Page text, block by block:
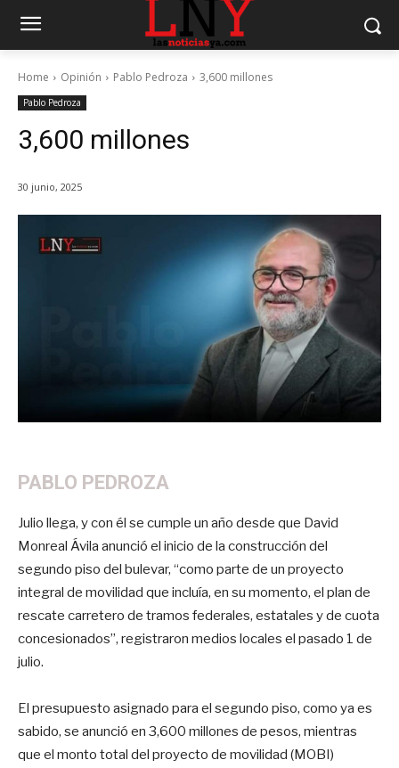
Home Opinión Pablo Pedroza 3,600 millones
Pablo Pedroza
3,600 millones
30 junio, 2025
PABLO PEDROZA
Julio llega, y con él se cumple un año desde que David
Monreal Ávila anunció el inicio de la construcción del
segundo piso del bulevar, “como parte de un proyecto
integral de movilidad que incluía, en su momento, el plan de
rescate carretero de tramos federales, estatales y de cuota
concesionados”, registraron medios locales el pasado 1 de
julio.
El presupuesto asignado para el segundo piso, como ya es
sabido, se anunció en 3,600 millones de pesos, mientras
que el monto total del proyecto de movilidad (MOBI)